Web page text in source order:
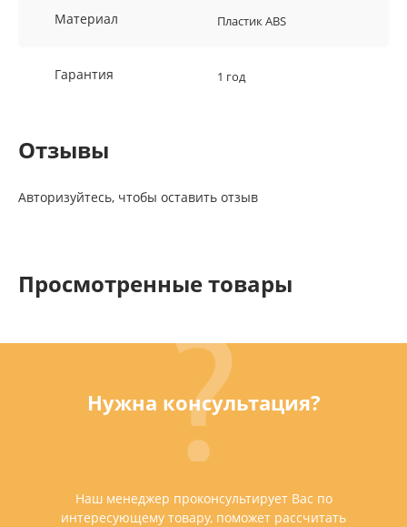
Материал Пластик ABS
Гарантия 1 год
Отзывы
Авторизуйтесь, чтобы оставить отзыв
Просмотренные товары
Нужна консультация?
Наш менеджер проконсультирует Вас по
интересующему товару, поможет рассчитать